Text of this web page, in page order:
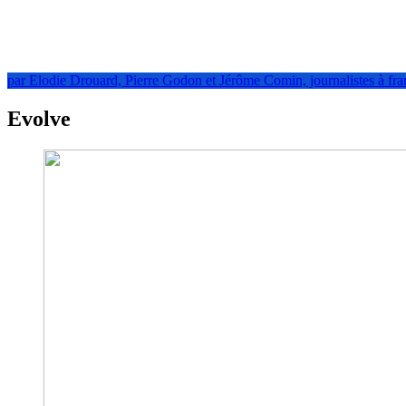
par Elodie Drouard, Pierre Godon et Jérôme Comin, journalistes à
Evolve